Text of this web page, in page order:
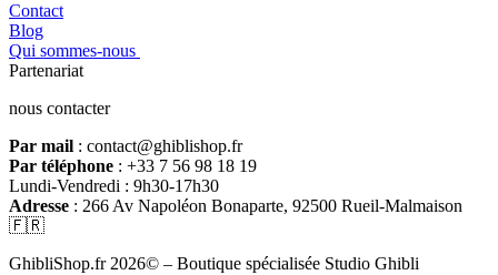
Contact
Blog
Qui sommes-nous
Partenariat
nous contacter
Par mail : contact@ghiblishop.fr
Par téléphone : +33 7 56 98 18 19
Lundi-Vendredi : 9h30-17h30
Adresse : 266 Av Napoléon Bonaparte, 92500 Rueil-Malmaison
🇫🇷
GhibliShop.fr 2026© – Boutique spécialisée Studio Ghibli